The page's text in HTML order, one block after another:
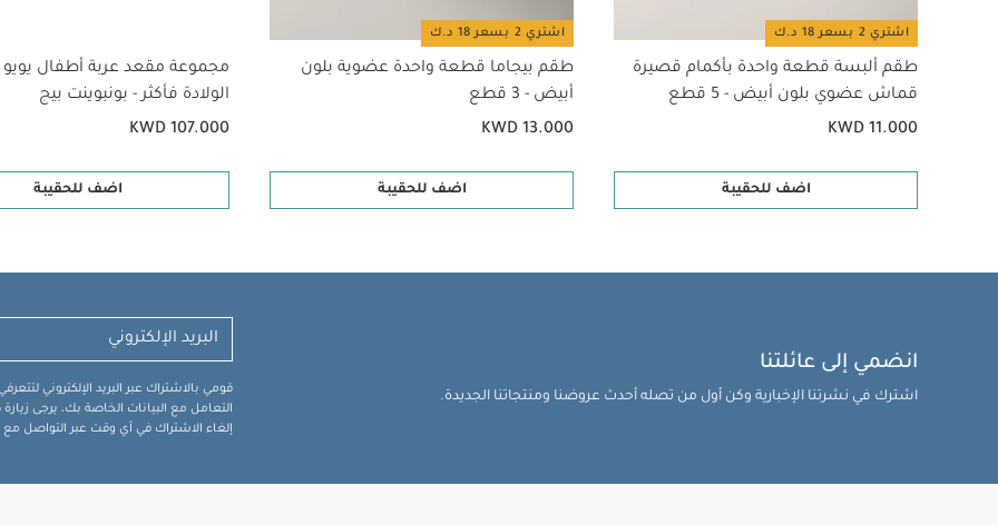
اشتري 2 بسعر 18 د.ك
طقم ألبسة قطعة واحدة بأكمام قصيرة
قماش عضوي بلون أبيض - 5 قطع
KWD 11.000
اضف للحقيبة
اشتري 2 بسعر 18 د.ك
طقم بيجاما قطعة واحدة عضوية بلون
أبيض - 3 قطع
KWD 13.000
اضف للحقيبة
مجموعة مقعد عربة أطفال يويو
الولادة فأكثر - بونبوينت بيج
KWD 107.000
اضف للحقيبة
انضمي إلى عائلتنا
اشترك في نشرتنا الإخبارية وكن أول من تصله أحدث عروضنا ومنتجاتنا الجديدة.
قومي بالاشتراك عبر البريد الإلكتروني
التعامل مع البيانات الخاصة بك، يرجى
إلغاء الاشتراك في أي وقت عبر التواصل مع